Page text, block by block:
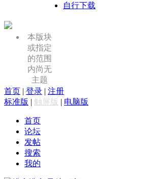
自行下载
本版块
或指定
的范围
内尚无
主题
首页 | 登录 | 注册
标准版 | 触屏版 | 电脑版
首页
论坛
发帖
搜索
我的